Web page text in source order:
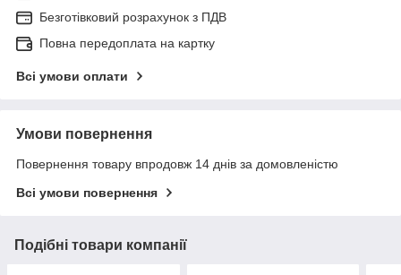
Безготівковий розрахунок з ПДВ
Повна передоплата на картку
Всі умови оплати
Умови повернення
Повернення товару впродовж 14 днів за домовленістю
Всі умови повернення
Подібні товари компанії